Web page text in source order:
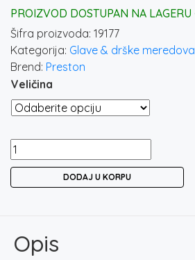
PROIZVOD DOSTUPAN NA LAGERU
Šifra proizvoda: 19177
Kategorija: Glave & drške meredova
Brend: Preston
Veličina
PRESTON
CARP
DODAJ U KORPU
Opis